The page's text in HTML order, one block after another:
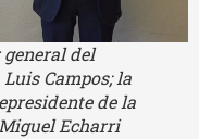
del
Campos; la
de la
Echarri